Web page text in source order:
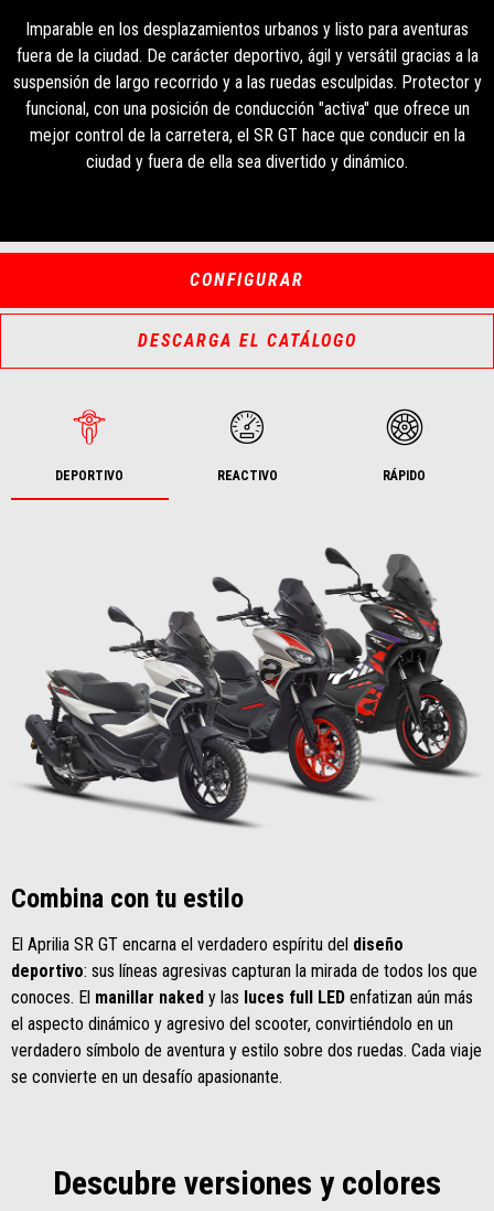
Imparable en los desplazamientos urbanos y listo para aventuras
fuera de la ciudad. De carácter deportivo, ágil y versátil gracias a la
suspensión de largo recorrido y a las ruedas esculpidas. Protector y
funcional, con una posición de conducción "activa" que ofrece un
mejor control de la carretera, el SR GT hace que conducir en la
ciudad y fuera de ella sea divertido y dinámico.
CONFIGURAR
DESCARGA EL CATÁLOGO
DEPORTIVO REACTIVO RÁPIDO
Combina con tu estilo
El Aprilia SR GT encarna el verdadero espíritu del diseño
deportivo: sus líneas agresivas capturan la mirada de todos los que
conoces. El manillar naked y las luces full LED enfatizan aún más
el aspecto dinámico y agresivo del scooter, convirtiéndolo en un
verdadero símbolo de aventura y estilo sobre dos ruedas. Cada viaje
se convierte en un desafío apasionante.
Descubre versiones y colores